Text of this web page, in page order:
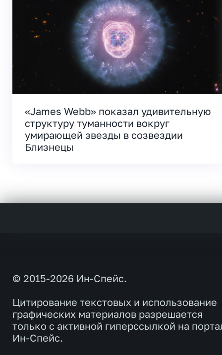
«James Webb» показал удивительную
структуру туманности вокруг
умирающей звезды в созвездии
Близнецы
© 2015-2026 Ин-Спейс.
Цитирование текстовых и использование
графических материалов разрешается
только с активной гиперссылкой на
Ин-Спейс.